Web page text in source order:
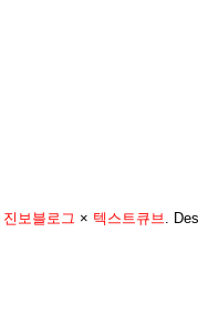
진보블로그 × 텍스트큐브